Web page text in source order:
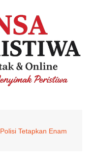
Tetapkan Enam